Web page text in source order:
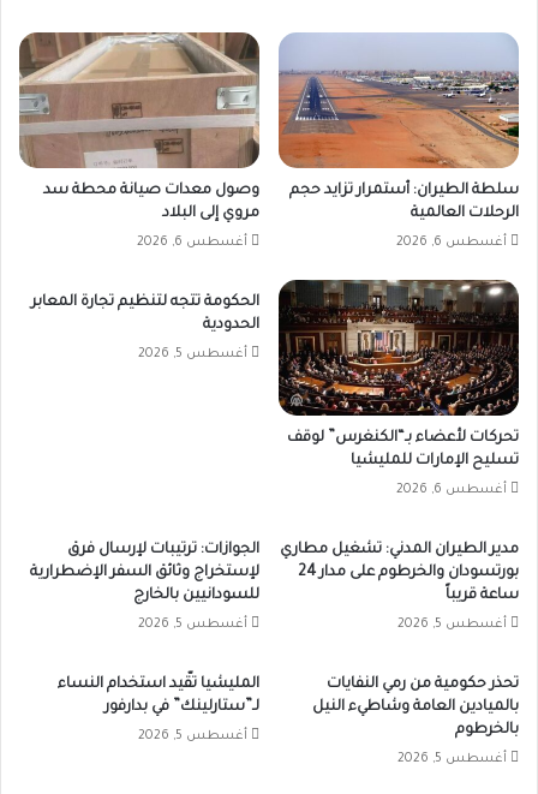
سلطة الطيران: أستمرار تزايد حجم
الرحلات العالمية
أغسطس 6, 2026
وصول معدات صيانة محطة سد
مروي إلى البلاد
أغسطس 6, 2026
تحركات لأعضاء بـ“الكنغرس” لوقف
تسليح الإمارات للمليشيا
أغسطس 6, 2026
الحكومة تتجه لتنظيم تجارة المعابر
الحدودية
أغسطس 5, 2026
مدير الطيران المدني: تشغيل مطاري
بورتسودان والخرطوم على مدار 24
ساعة قريباً
أغسطس 5, 2026
الجوازات: ترتيبات لإرسال فرق
لإستخراج وثائق السفر الإضطرارية
للسودانيين بالخارج
أغسطس 5, 2026
تحذر حكومية من رمي النفايات
بالميادين العامة وشاطيء النيل
بالخرطوم
أغسطس 5, 2026
المليشيا تقّيد استخدام النساء
لـ”ستارلينك” في بدارفور
أغسطس 5, 2026